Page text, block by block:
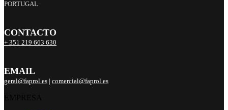
PORTUGAL
CONTACTO
+ 351 219 663 630
EMAIL
geral@faprol.es comercial@faprol.es